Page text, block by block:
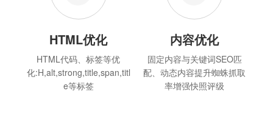
HTML优化
HTML代码、标签等优
化:H,alt,strong,title,span,titl
e等标签
内容优化
固定内容与关键词SEO匹
配、动态内容提升蜘蛛抓取
率增强快照评级